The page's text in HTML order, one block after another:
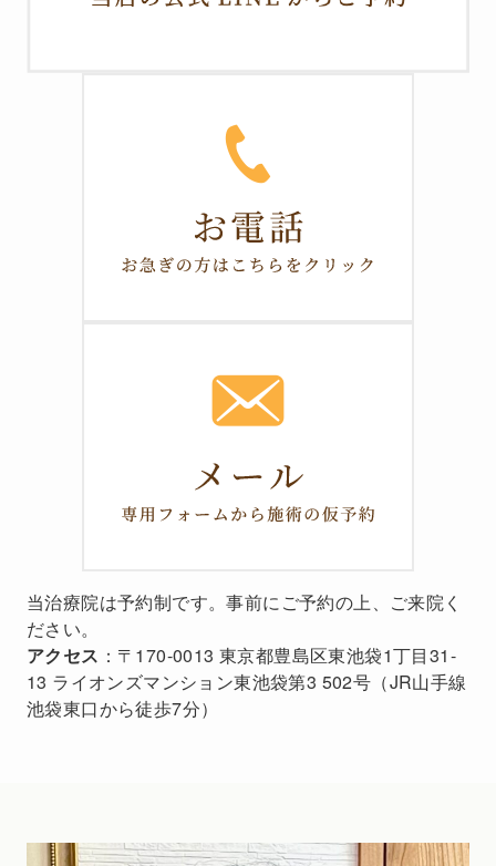
当治療院は予約制です。事前にご予約の上、ご来院く
ださい。
アクセス ：〒170-0013 東京都豊島区東池袋1丁目31-
13 ライオンズマンション東池袋第3 502号（JR山手線
池袋東口から徒歩7分）